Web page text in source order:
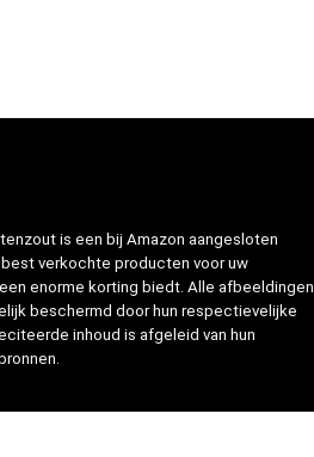
is een bij Amazon aangesloten
verkochte producten voor uw
enorme korting biedt. Alle afbeeldingen
beschermd door hun respectievelijke
inhoud is afgeleid van hun